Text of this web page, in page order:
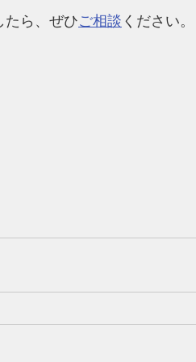
たら、ぜひご相談 ください。